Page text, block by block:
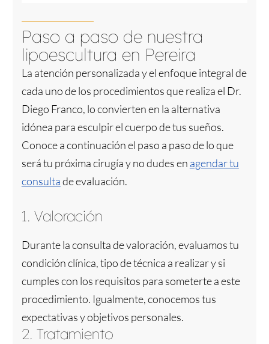
Paso a paso de nuestra
lipoescultura en Pereira
La atención personalizada y el enfoque integral de
cada uno de los procedimientos que realiza el Dr.
Diego Franco, lo convierten en la alternativa
idónea para esculpir el cuerpo de tus sueños.
Conoce a continuación el paso a paso de lo que
será tu próxima cirugía y no dudes en agendar tu
consultade evaluación.
1. Valoración
Durante la consulta de valoración, evaluamos tu
condición clínica, tipo de técnica a realizar y si
cumples con los requisitos para someterte a este
procedimiento. Igualmente, conocemos tus
expectativas y objetivos personales.
2. Tratamiento